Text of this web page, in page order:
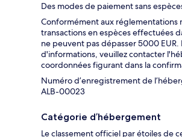
Des modes de paiement sans
Conformément aux réglementations
transactions en espèces effectuées
ne peuvent pas dépasser 5000 EUR.
d'informations, veuillez contacter
coordonnées figurant dans la
Numéro d’enregistrement de
ALB-00023
Catégorie d’hébergement
Le classement officiel par étoiles de